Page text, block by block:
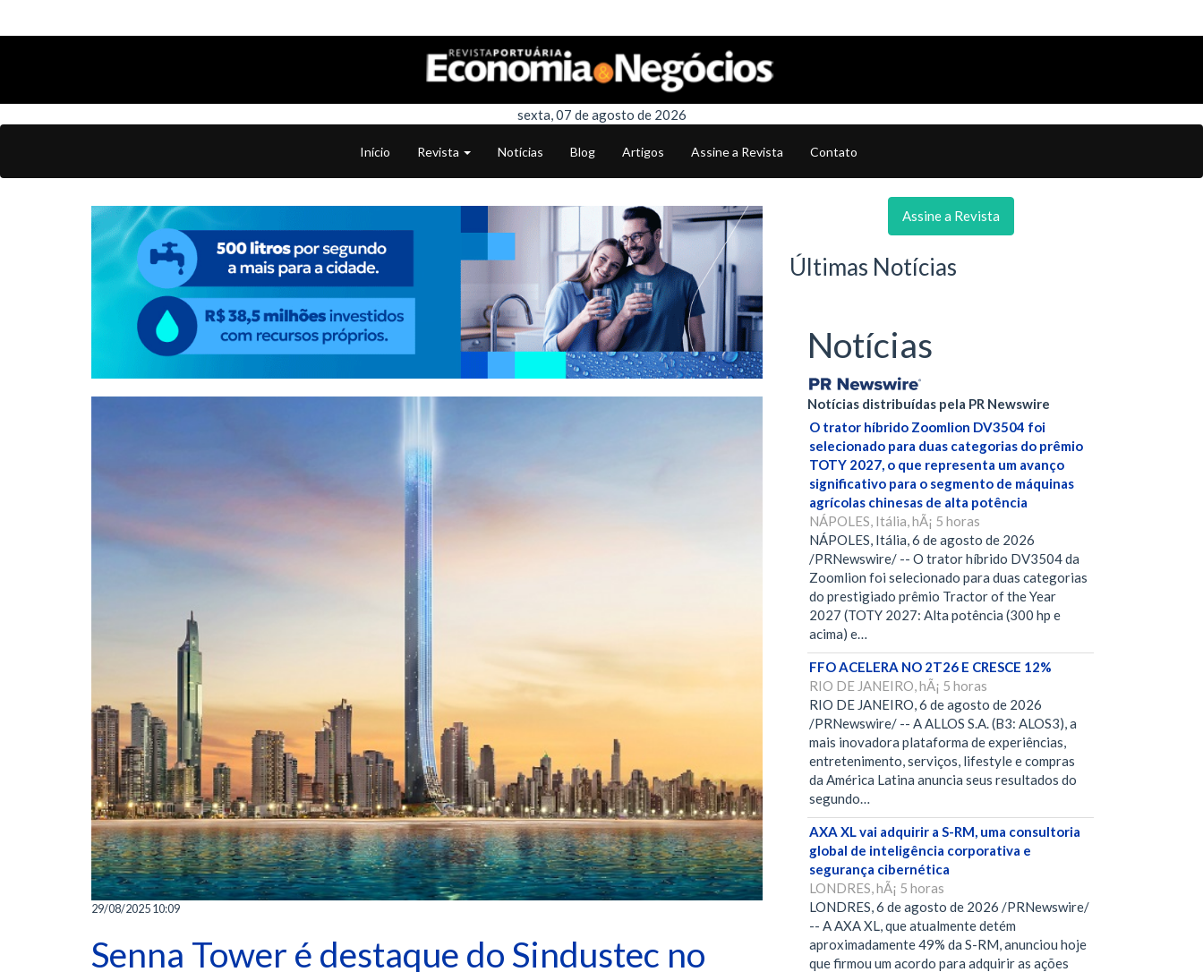
sexta, 07 de agosto de 2026
Início Revista Notícias Blog Artigos Assine a Revista Contato
29/08/2025 10:09
Senna Tower é destaque do Sindustec no
Assine a Revista
Últimas Notícias
Notícias
Notícias distribuídas pela PR Newswire
O trator híbrido Zoomlion DV3504 foi
selecionado para duas categorias do prêmio
TOTY 2027, o que representa um avanço
significativo para o segmento de máquinas
agrícolas chinesas de alta potência
NÁPOLES, Itália, hÃ¡ 5 horas
NÁPOLES, Itália, 6 de agosto de 2026
/PRNewswire/ -- O trator híbrido DV3504 da
Zoomlion foi selecionado para duas categorias
do prestigiado prêmio Tractor of the Year
2027 (TOTY 2027: Alta potência (300 hp e
acima) e…
FFO ACELERA NO 2T26 E CRESCE 12%
RIO DE JANEIRO, hÃ¡ 5 horas
RIO DE JANEIRO, 6 de agosto de 2026
/PRNewswire/ -- A ALLOS S.A. (B3: ALOS3), a
mais inovadora plataforma de experiências,
entretenimento, serviços, lifestyle e compras
da América Latina anuncia seus resultados do
segundo…
AXA XL vai adquirir a S-RM, uma consultoria
global de inteligência corporativa e
segurança cibernética
LONDRES, hÃ¡ 5 horas
LONDRES, 6 de agosto de 2026 /PRNewswire/
-- A AXA XL, que atualmente detém
aproximadamente 49% da S-RM, anunciou hoje
que firmou um acordo para adquirir as ações